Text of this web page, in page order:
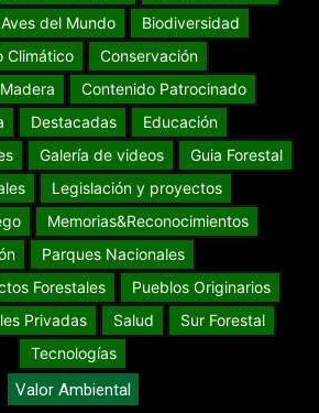
Aves del Mundo
Biodiversidad
Climático
Conservación
Contenido Patrocinado
Destacadas
Educación
Galería de videos
Guia Forestal
Legislación y proyectos
Memorias&Reconocimientos
Parques Nacionales
Forestales
Pueblos Originarios
Privadas
Salud
Sur Forestal
Tecnologías
Valor Ambiental